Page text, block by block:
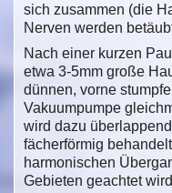
sich zusammen (die
Nerven werden
Nach einer kurzen
etwa 3-5mm große
dünnen, vorne
Vakuumpumpe
wird dazu
fächerförmig
harmonischen
Gebieten geachtet